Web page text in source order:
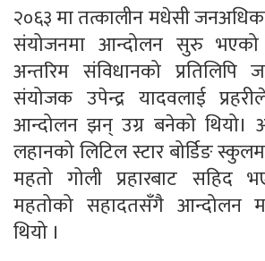
२०६३ मा तत्कालीन मधेसी
संयोजनमा आन्दोलन सुरु भएको
अन्तरिम संविधानको प्रतिलिपि
संयोजक उपेन्द्र यादवलाई
आन्दोलन झन् उग्र बनेको थियो।
लहानको लिटिल स्टार बोर्डिङ
महतो गोली प्रहारबाट सहिद
महतोको सहादतसँगै आन्दोलन
थियो ।